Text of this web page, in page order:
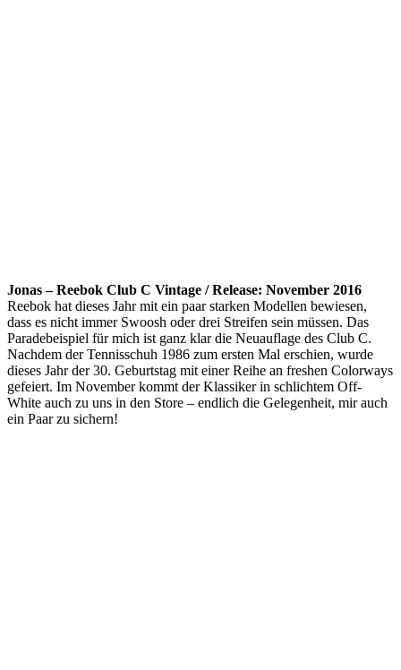
Jonas – Reebok Club C Vintage / Release: November 2016
Reebok hat dieses Jahr mit ein paar starken Modellen bewiesen,
dass es nicht immer Swoosh oder drei Streifen sein müssen. Das
Paradebeispiel für mich ist ganz klar die Neuauflage des Club C.
Nachdem der Tennisschuh 1986 zum ersten Mal erschien, wurde
dieses Jahr der 30. Geburtstag mit einer Reihe an freshen Colorways
gefeiert. Im November kommt der Klassiker in schlichtem Off-
White auch zu uns in den Store – endlich die Gelegenheit, mir auch
ein Paar zu sichern!